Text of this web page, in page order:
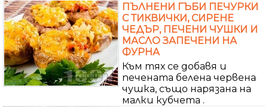
ПЪЛНЕНИ ГЪБИ ПЕЧУРКИ
С ТИКВИЧКИ, СИРЕНЕ
ЧЕДЪР, ПЕЧЕНИ ЧУШКИ И
МАСЛО ЗАПЕЧЕНИ НА
ФУРНА
Към тях се добавя и
печената белена червена
чушка, също нарязана на
малки кубчета .